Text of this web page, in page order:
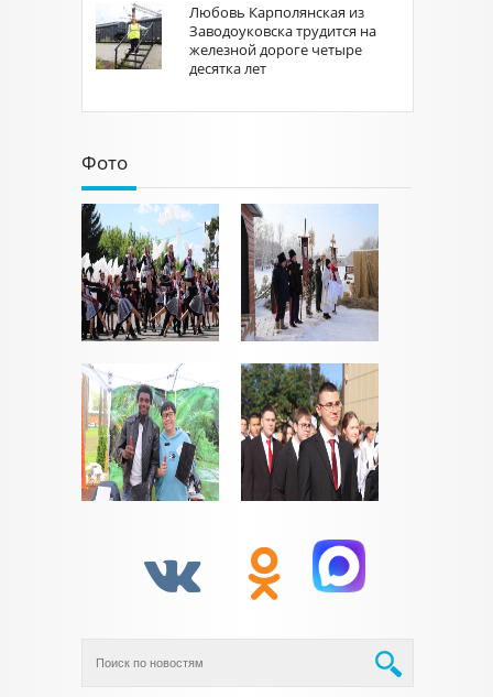
Любовь Карполянская из
Заводоуковска трудится на
железной дороге четыре
десятка лет
Фото